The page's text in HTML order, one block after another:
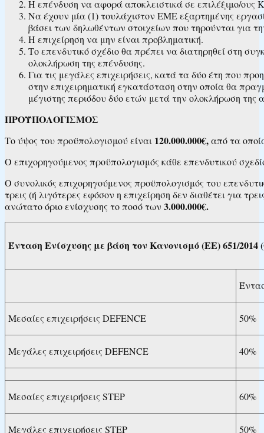
Η επένδυση να αφορά αποκλειστικά σε επιλέξιμο/ους
Να έχουν μία (1) τουλάχιστον ΕΜΕ εξαρτημένης
βάσει των δηλωθέντων στοιχείων που τηρούνται για
Η επιχείρηση να μην είναι προβληματική.
Το επενδυτικό σχέδιο θα πρέπει να διατηρηθεί στη
ολοκλήρωση της επένδυσης.
Για τις μεγάλες επιχειρήσεις, κατά τα δύο έτη που
στην επιχειρηματική εγκατάσταση στην οποία θα
μέγιστης περιόδου δύο ετών μετά την ολοκλήρωση της
ΠΡΟΫΠΟΛΟΓΙΣΜΟΣ
Το ύψος του προϋπολογισμού είναι 120.000.000€,από τα
Ο επιχορηγούμενος προϋπολογισμός κάθε επενδυτικού
Ο συνολικός επιχορηγούμενος προϋπολογισμός του
τρεις (ή λιγότερες εφόσον η επιχείρηση δεν διαθέτει για
ανώτατο όριο ενίσχυσης το ποσό των 3.000.000€.
Ένταση Ενίσχυσης με βάση τον Κανονισμό (ΕΕ) 651/2014
Μεσαίες επιχειρήσεις DEFENCE 50%
Μεγάλες επιχειρήσεις DEFENCE 40%
Μεσαίες επιχειρήσεις STEP 60%
Μεγάλες επιχειρήσεις STEP 50%